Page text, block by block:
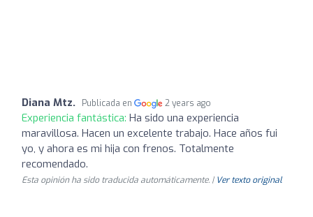
Diana Mtz. Publicada en 2 years ago
Experiencia fantástica: Ha sido una experiencia
maravillosa. Hacen un excelente trabajo. Hace años fui
yo, y ahora es mi hija con frenos. Totalmente
recomendado.
Esta opinión ha sido traducida automáticamente. | Ver texto original